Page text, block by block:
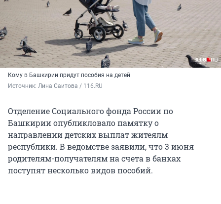
Кому в Башкирии придут пособия на детей
Источник: Лина Саитова / 116.RU
Отделение Социального фонда России по
Башкирии опубликловало памятку о
направлении детских выплат житеялм
республики. В ведомстве заявили, что 3 июня
родителям-получателям на счета в банках
поступят несколько видов пособий.